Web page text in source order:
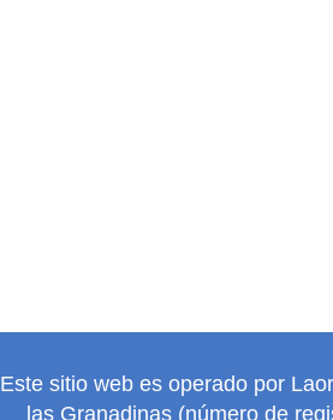
Este sitio web es operado por
las Granadinas (número de